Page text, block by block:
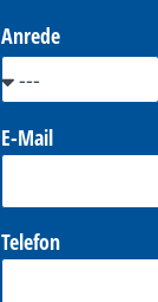
Anrede
E-Mail
Telefon